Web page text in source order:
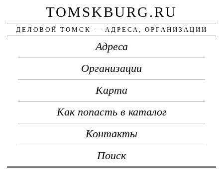
TOMSKBURG.RU
ДЕЛОВОЙ ТОМСК — АДРЕСА, ОРГАНИЗАЦИИ
Адреса
Организации
Карта
Как попасть в каталог
Контакты
Поиск